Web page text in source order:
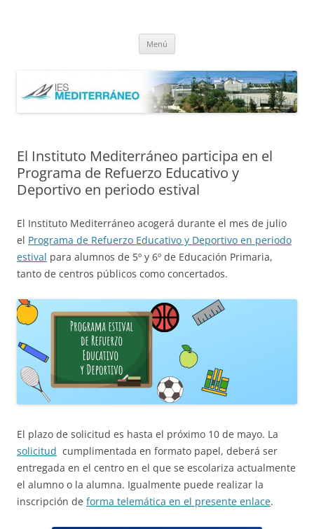
Menú
El Instituto Mediterráneo participa en el
Programa de Refuerzo Educativo y
Deportivo en periodo estival
El Instituto Mediterráneo acogerá durante el mes de julio
el Programa de Refuerzo Educativo y Deportivo en periodo
estival para alumnos de 5º y 6º de Educación Primaria,
tanto de centros públicos como concertados.
El plazo de solicitud es hasta el próximo 10 de mayo. La
solicitud cumplimentada en formato papel, deberá ser
entregada en el centro en el que se escolariza actualmente
el alumno o la alumna. Igualmente puede realizar la
inscripción de forma telemática en el presente enlace.